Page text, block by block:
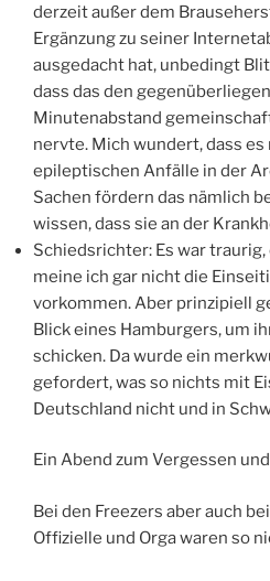
derzeit außer dem
Ergänzung zu seiner
ausgedacht hat, unbedingt
dass das den
Minutenabstand
nervte. Mich wundert, dass
epileptischen Anfälle in der
Sachen fördern das nämlich
wissen, dass sie an der
Schiedsrichter: Es war
meine ich gar nicht die
vorkommen. Aber prinzipiell
Blick eines Hamburgers, um
schicken. Da wurde ein
gefordert, was so nichts mit
Deutschland nicht und in
Ein Abend zum Vergessen
Bei den Freezers aber auch
Offizielle und Orga waren so